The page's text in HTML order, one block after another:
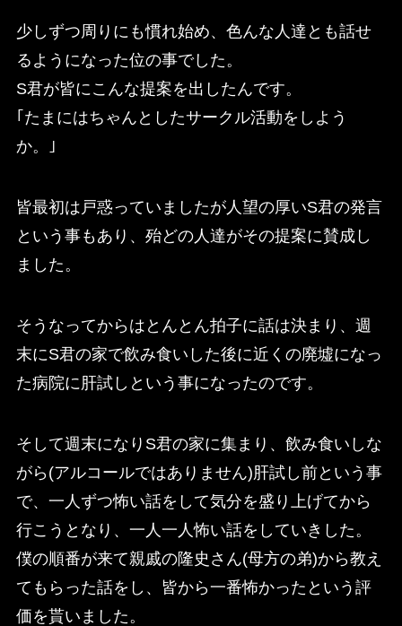
少しずつ周りにも慣れ始め、色んな人達とも話せ
るようになった位の事でした。
S君が皆にこんな提案を出したんです。
｢たまにはちゃんとしたサークル活動をしよう
か。｣
皆最初は戸惑っていましたが人望の厚いS君の発言
という事もあり、殆どの人達がその提案に賛成し
ました。
そうなってからはとんとん拍子に話は決まり、週
末にS君の家で飲み食いした後に近くの廃墟になっ
た病院に肝試しという事になったのです。
そして週末になりS君の家に集まり、飲み食いしな
がら(アルコールではありません)肝試し前という事
で、一人ずつ怖い話をして気分を盛り上げてから
行こうとなり、一人一人怖い話をしていきした。
僕の順番が来て親戚の隆史さん(母方の弟)から教え
てもらった話をし、皆から一番怖かったという評
価を貰いました。